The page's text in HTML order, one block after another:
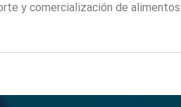
y comercialización de